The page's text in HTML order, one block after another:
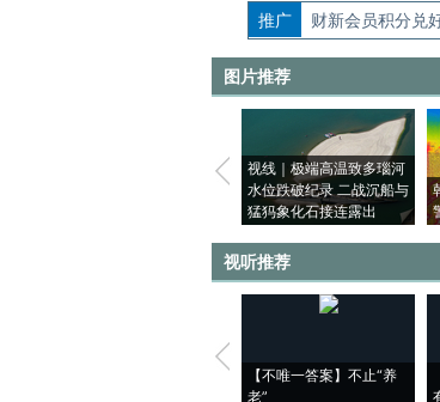
如需刊登转载请点击右侧
推广 财新会员积分兑
图片推荐
视线｜极端高温致多瑙河
水位跌破纪录 二战沉船与
猛犸象化石接连露出
视听推荐
【不唯一答案】不止“养
老”